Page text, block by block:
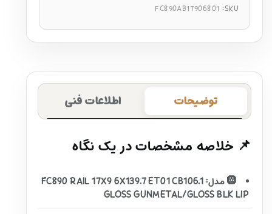
SKU:
FC890AB17906801
توضیحات اطلاعات فنی
📌 خلاصه مشخصات در یک نگاه
🛞 مدل: FC890 RAIL 17X9 6X139.7 ET01 CB106.1
GLOSS GUNMETAL/GLOSS BLK LIP